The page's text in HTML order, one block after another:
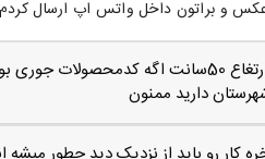
و براتون داخل واتس اپ ارسال کردم
میزتلویزیون 180تا2مترلاارتغاع 50سانت اگه
دارید ممنون